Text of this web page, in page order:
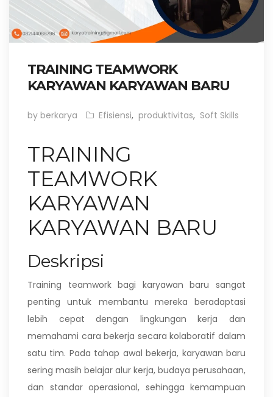
TRAINING TEAMWORK
KARYAWAN KARYAWAN BARU
by berkarya Efisiensi, produktivitas, Soft Skills
TRAINING
TEAMWORK
KARYAWAN
KARYAWAN BARU
Deskripsi
Training teamwork bagi karyawan baru sangat
penting untuk membantu mereka beradaptasi
lebih cepat dengan lingkungan kerja dan
memahami cara bekerja secara kolaboratif dalam
satu tim. Pada tahap awal bekerja, karyawan baru
sering masih belajar alur kerja, budaya perusahaan,
dan standar operasional, sehingga kemampuan